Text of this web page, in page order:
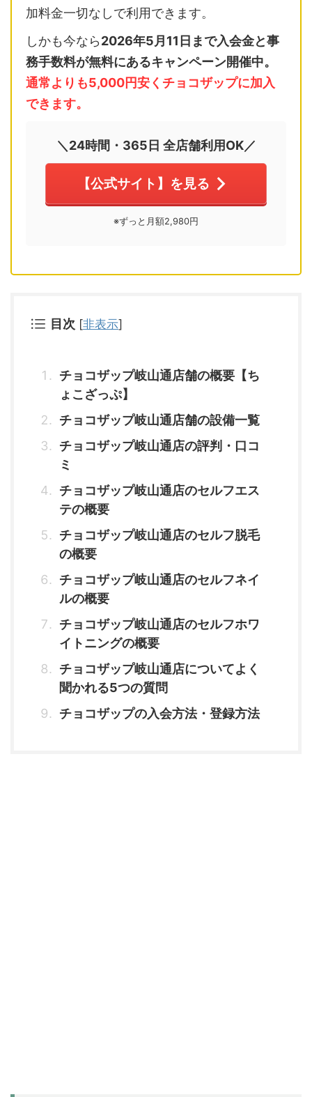
加料金一切なしで利用できます。
しかも今なら2026年5月11日まで入会金と事
務手数料が無料にあるキャンペーン開催中。
通常よりも5,000円安くチョコザップに加入
できます。
＼24時間・365日 全店舗利用OK／
【公式サイト】を見る
※ずっと月額2,980円
目次 [非表示]
チョコザップ岐山通店舗の概要【ち
ょこざっぷ】
チョコザップ岐山通店舗の設備一覧
チョコザップ岐山通店の評判・口コ
ミ
チョコザップ岐山通店のセルフエス
テの概要
チョコザップ岐山通店のセルフ脱毛
の概要
チョコザップ岐山通店のセルフネイ
ルの概要
チョコザップ岐山通店のセルフホワ
イトニングの概要
チョコザップ岐山通店についてよく
聞かれる5つの質問
チョコザップの入会方法・登録方法